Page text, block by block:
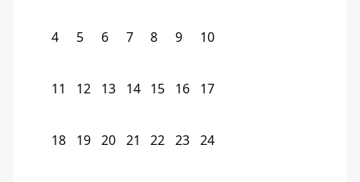
4 5 6 7 8 9 10
11 12 13 14 15 16 17
18 19 20 21 22 23 24